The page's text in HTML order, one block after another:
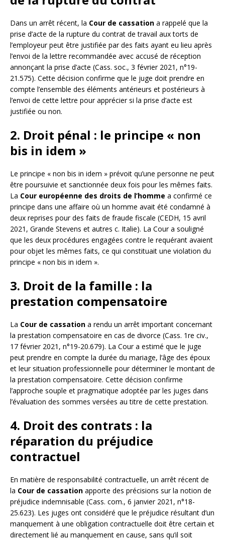
Dans un arrêt récent, la Cour de cassation a rappelé que la
prise d’acte de la rupture du contrat de travail aux torts de
l’employeur peut être justifiée par des faits ayant eu lieu après
l’envoi de la lettre recommandée avec accusé de réception
annonçant la prise d’acte (Cass. soc., 3 février 2021, n°19-
21.575). Cette décision confirme que le juge doit prendre en
compte l’ensemble des éléments antérieurs et postérieurs à
l’envoi de cette lettre pour apprécier si la prise d’acte est
justifiée ou non.
2. Droit pénal : le principe « non
bis in idem »
Le principe « non bis in idem » prévoit qu’une personne ne peut
être poursuivie et sanctionnée deux fois pour les mêmes faits.
La Cour européenne des droits de l’homme a confirmé ce
principe dans une affaire où un homme avait été condamné à
deux reprises pour des faits de fraude fiscale (CEDH, 15 avril
2021, Grande Stevens et autres c. Italie). La Cour a souligné
que les deux procédures engagées contre le requérant avaient
pour objet les mêmes faits, ce qui constituait une violation du
principe « non bis in idem ».
3. Droit de la famille : la
prestation compensatoire
La Cour de cassation a rendu un arrêt important concernant
la prestation compensatoire en cas de divorce (Cass. 1re civ.,
17 février 2021, n°19-20.679). La Cour a estimé que le juge
peut prendre en compte la durée du mariage, l’âge des époux
et leur situation professionnelle pour déterminer le montant de
la prestation compensatoire. Cette décision confirme
l’approche souple et pragmatique adoptée par les juges dans
l’évaluation des sommes versées au titre de cette prestation.
4. Droit des contrats : la
réparation du préjudice
contractuel
En matière de responsabilité contractuelle, un arrêt récent de
la Cour de cassation apporte des précisions sur la notion de
préjudice indemnisable (Cass. com., 6 janvier 2021, n°18-
25.623). Les juges ont considéré que le préjudice résultant d’un
manquement à une obligation contractuelle doit être certain et
directement lié au manquement en cause, sans qu’il soit